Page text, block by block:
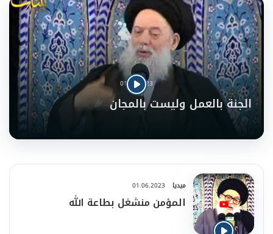
01.06.2023
الجنة بالعمل وليست بالمجان
ميديا 01.06.2023
المؤمن منشغل بطاعة الله